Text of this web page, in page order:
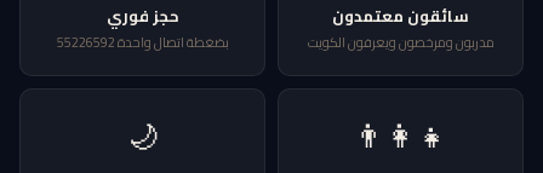
سائقون معتمدون
مدربون ومرخصون ويعرفون الكويت
حجز فوري
بضغطة اتصال واحدة 55226592
👨‍👩‍👧
🌙